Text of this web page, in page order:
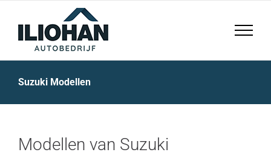
content
Suzuki Modellen
Modellen van Suzuki